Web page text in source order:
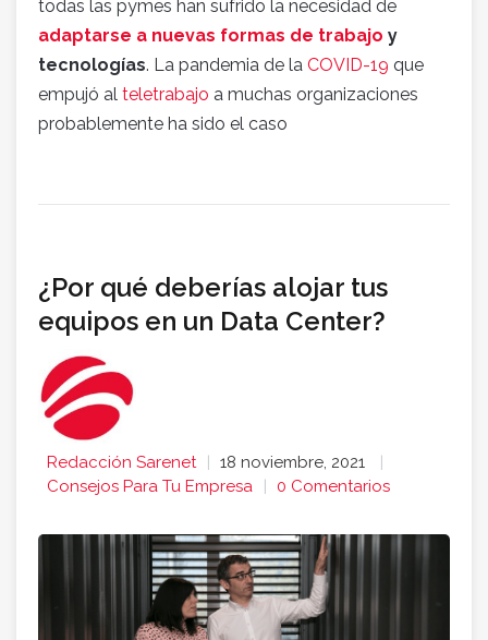
todas las pymes han sufrido la necesidad de
adaptarse a nuevas formas de trabajo y
tecnologías. La pandemia de la COVID-19 que
empujó al teletrabajo a muchas organizaciones
probablemente ha sido el caso
¿Por qué deberías alojar tus
equipos en un Data Center?
Redacción Sarenet
18 noviembre, 2021
Consejos Para Tu Empresa
0 Comentarios